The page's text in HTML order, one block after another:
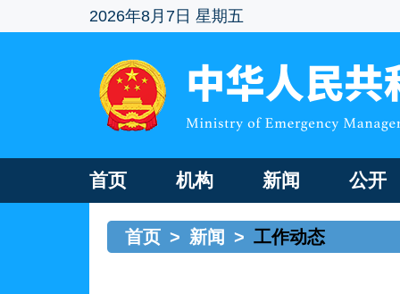
2026年8月7日 星期五
首页 机构 新闻 公开
首页 > 新闻 > 工作动态